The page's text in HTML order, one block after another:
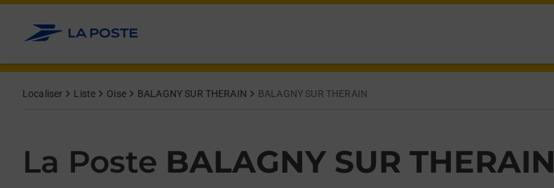
Allez au contenu
Localiser Liste Oise BALAGNY SUR THERAIN BALAGNY SUR THERAIN
La Poste BALAGNY SUR THERAIN
Day of the WeekHours
Get directions to La Poste at 18 PLACE GABRIEL PERI BALAGNY SUR THERAIN,
lien s'ouvre dans un nouvel onglet